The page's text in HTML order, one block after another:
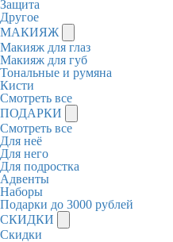
Защита
Другое
МАКИЯЖ
Макияж для глаз
Макияж для губ
Тональные и румяна
Кисти
Смотреть все
ПОДАРКИ
Смотреть все
Для неё
Для него
Для подростка
Адвенты
Наборы
Подарки до 3000 рублей
СКИДКИ
Скидки